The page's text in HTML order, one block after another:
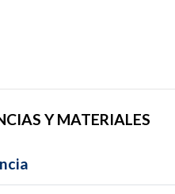
Y MATERIALES